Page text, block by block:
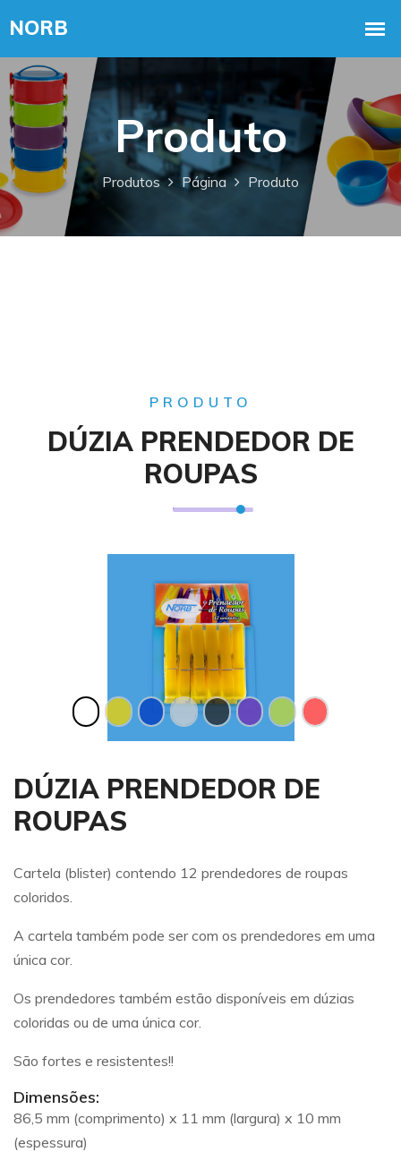
Produto
Produtos Página Produto
PRODUTO
DÚZIA PRENDEDOR DE
ROUPAS
DÚZIA PRENDEDOR DE
ROUPAS
Cartela (blister) contendo 12 prendedores de roupas
coloridos.
A cartela também pode ser com os prendedores em uma
única cor.
Os prendedores também estão disponíveis em dúzias
coloridas ou de uma única cor.
São fortes e resistentes!!
Dimensões:
86,5 mm (comprimento) x 11 mm (largura) x 10 mm
(espessura)